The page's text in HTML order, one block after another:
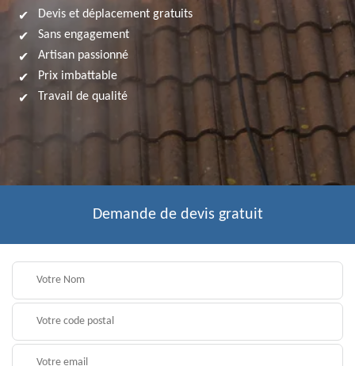
Devis et déplacement gratuits
Sans engagement
Artisan passionné
Prix imbattable
Travail de qualité
Demande de devis gratuit